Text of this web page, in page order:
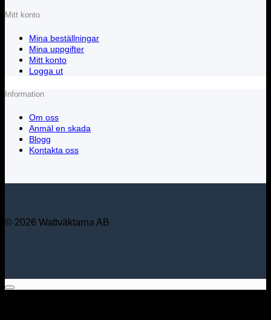
Mitt konto
Mina beställningar
Mina uppgifter
Mitt konto
Logga ut
Information
Om oss
Anmäl en skada
Blogg
Kontakta oss
© 2026 Wattväktarna AB